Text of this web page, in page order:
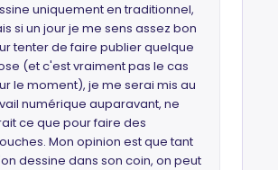
uniquement en traditionnel,
si un jour je me sens assez bon
tenter de faire publier quelque
(et c'est vraiment pas le cas
le moment), je me serai mis au
numérique auparavant, ne
ce que pour faire des
Mon opinion est que tant
dessine dans son coin, on peut